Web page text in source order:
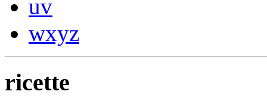
uv
wxyz
ricette